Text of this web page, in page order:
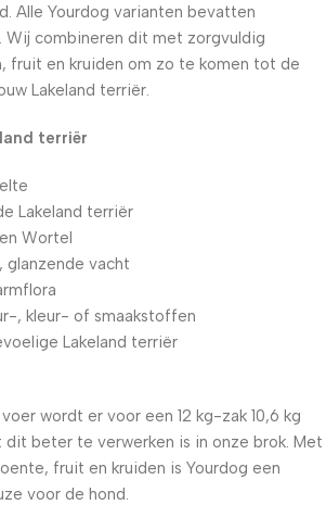
Alle Yourdog varianten bevatten
Wij combineren dit met zorgvuldig
fruit en kruiden om zo te komen tot de
Lakeland terriër.
terriër
Lakeland terriër
Wortel
vacht
, kleur- of smaakstoffen
Lakeland terriër
wordt er voor een 12 kg-zak 10,6 kg
beter te verwerken is in onze brok. Met
fruit en kruiden is Yourdog een
voor de hond.